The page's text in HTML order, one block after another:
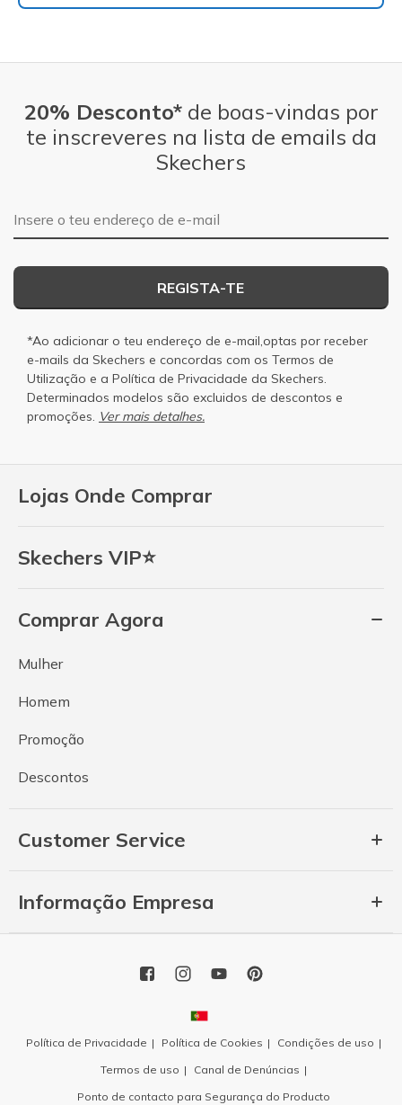
Lojas Onde Comprar
Skechers VIP⭐
Comprar Agora
Mulher
Homem
Promoção
Descontos
Customer Service
Informação Empresa
20% Desconto*de boas-vindas por
te inscreveres na lista de emails da
Skechers
Endereço de e-mail
REGISTA-TE
*Ao adicionar o teu endereço de e-mail,optas por receber
e-mails da Skechers e concordas com os Termos de
Utilização e a Política de Privacidade da Skechers.
Determinados modelos são excluidos de descontos e
promoções. Ver mais detalhes.
Política de Privacidade Política de Cookies
Condições de uso
Termos de uso
Canal de Denúncias
Ponto de contacto para Segurança do Producto